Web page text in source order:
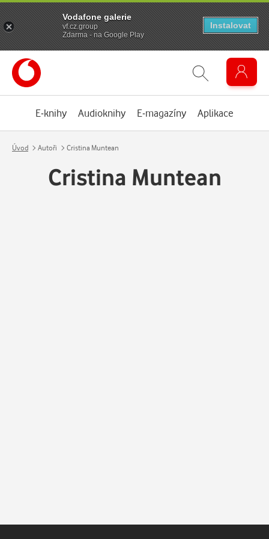
E-knihy Audioknihy E-magazíny Aplikace
Úvod Autoři Cristina Muntean
Cristina Muntean
Vodafone galerie
vf.cz.group
Zdarma - na Google Play
Instalovat